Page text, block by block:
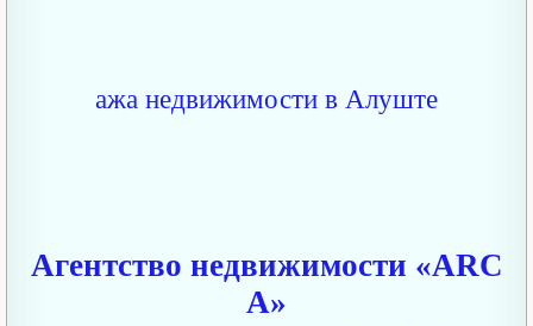
Агентство недвижимости «ARC
A»